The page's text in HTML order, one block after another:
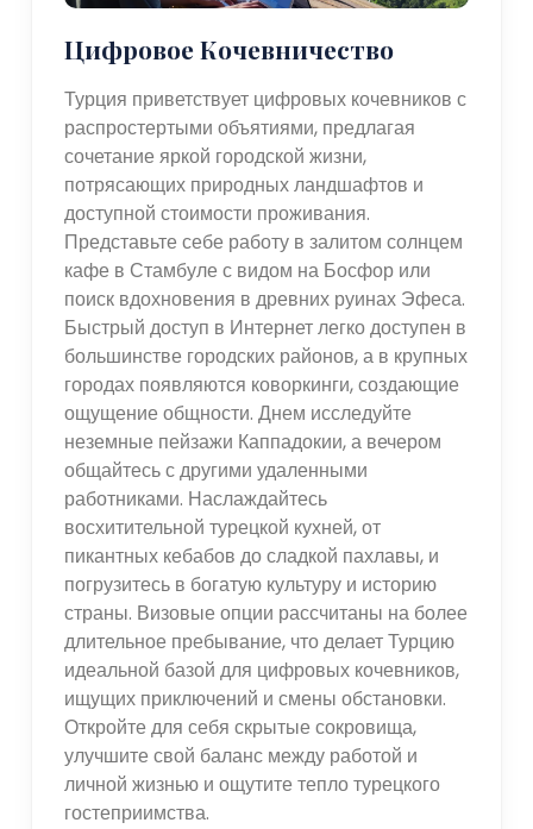
Цифровое Кочевничество
Турция приветствует цифровых кочевников с
распростертыми объятиями, предлагая
сочетание яркой городской жизни,
потрясающих природных ландшафтов и
доступной стоимости проживания.
Представьте себе работу в залитом солнцем
кафе в Стамбуле с видом на Босфор или
поиск вдохновения в древних руинах Эфеса.
Быстрый доступ в Интернет легко доступен в
большинстве городских районов, а в крупных
городах появляются коворкинги, создающие
ощущение общности. Днем исследуйте
неземные пейзажи Каппадокии, а вечером
общайтесь с другими удаленными
работниками. Наслаждайтесь
восхитительной турецкой кухней, от
пикантных кебабов до сладкой пахлавы, и
погрузитесь в богатую культуру и историю
страны. Визовые опции рассчитаны на более
длительное пребывание, что делает Турцию
идеальной базой для цифровых кочевников,
ищущих приключений и смены обстановки.
Откройте для себя скрытые сокровища,
улучшите свой баланс между работой и
личной жизнью и ощутите тепло турецкого
гостеприимства.